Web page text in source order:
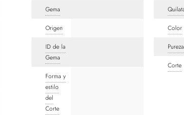
Gema
Origen
ID de la
Gema
Forma y
estilo
del
Corte
Color
Pureza
Corte